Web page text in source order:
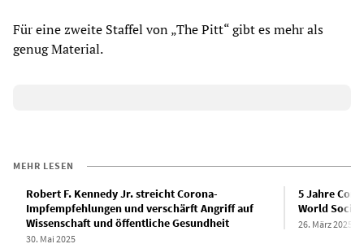
Für eine zweite Staffel von „The Pitt“ gibt es mehr als
genug Material.
MEHR LESEN
Robert F. Kennedy Jr. streicht Corona-
Impfempfehlungen und verschärft Angriff auf
Wissenschaft und öffentliche Gesundheit
30. Mai 2025
5 Jahre
World
26. März 2025